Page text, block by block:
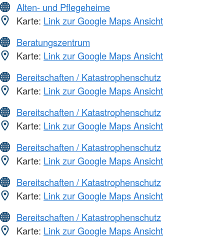
Alten- und Pflegeheime
Karte: Link zur Google Maps Ansicht
Beratungszentrum
Karte: Link zur Google Maps Ansicht
Bereitschaften / Katastrophenschutz
Karte: Link zur Google Maps Ansicht
Bereitschaften / Katastrophenschutz
Karte: Link zur Google Maps Ansicht
Bereitschaften / Katastrophenschutz
Karte: Link zur Google Maps Ansicht
Bereitschaften / Katastrophenschutz
Karte: Link zur Google Maps Ansicht
Bereitschaften / Katastrophenschutz
Karte: Link zur Google Maps Ansicht